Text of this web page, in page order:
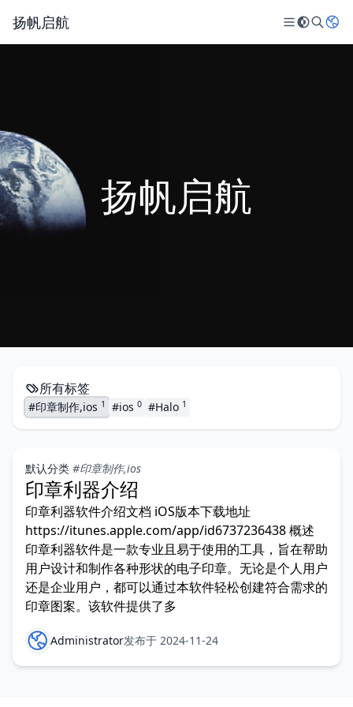
扬帆启航
扬帆启航
所有标签
#印章制作,ios 1 #ios 0 #Halo 1
默认分类 #印章制作,ios
印章利器介绍
印章利器软件介绍文档 iOS版本下载地址
https://itunes.apple.com/app/id6737236438 概述
印章利器软件是一款专业且易于使用的工具，旨在帮助
用户设计和制作各种形状的电子印章。无论是个人用户
还是企业用户，都可以通过本软件轻松创建符合需求的
印章图案。该软件提供了多
Administrator发布于 2024-11-24